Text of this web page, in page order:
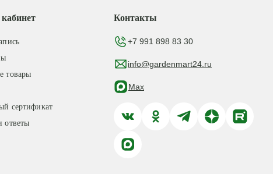
товары
сертификат
ответы
Контакты
+7 991 898 83 30
info@gardenmart24.ru
Max